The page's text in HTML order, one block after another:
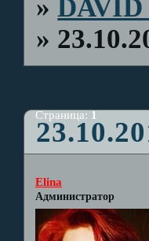
»
»
Страница:1
Elina
Администратор